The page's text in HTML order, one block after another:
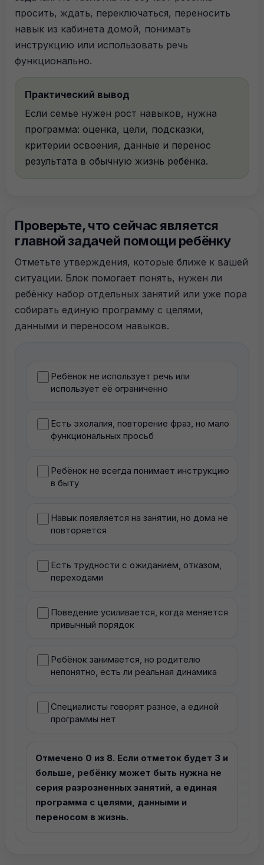
просить, ждать, переключаться, переносить
навык из кабинета домой, понимать
инструкцию или использовать речь
функционально.
Практический вывод
Если семье нужен рост навыков, нужна
программа: оценка, цели, подсказки,
критерии освоения, данные и перенос
результата в обычную жизнь ребёнка.
Проверьте, что сейчас является
главной задачей помощи ребёнку
Отметьте утверждения, которые ближе к вашей
ситуации. Блок помогает понять, нужен ли
ребёнку набор отдельных занятий или уже пора
собирать единую программу с целями,
данными и переносом навыков.
Ребёнок не использует речь или
использует её ограниченно
Есть эхолалия, повторение фраз, но мало
функциональных просьб
Ребёнок не всегда понимает инструкцию
в быту
Навык появляется на занятии, но дома не
повторяется
Есть трудности с ожиданием, отказом,
переходами
Поведение усиливается, когда меняется
привычный порядок
Ребёнок занимается, но родителю
непонятно, есть ли реальная динамика
Специалисты говорят разное, а единой
программы нет
Отмечено 0 из 8. Если отметок будет 3 и
больше, ребёнку может быть нужна не
серия разрозненных занятий, а единая
программа с целями, данными и
переносом в жизнь.